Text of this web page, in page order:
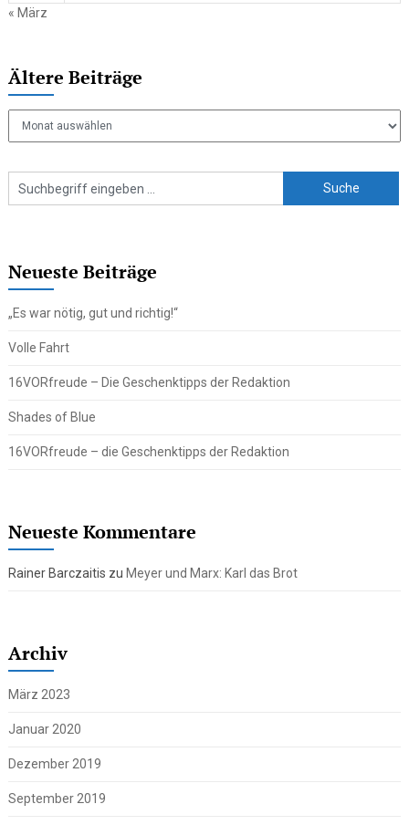
« März
Ältere Beiträge
Neueste Beiträge
„Es war nötig, gut und richtig!“
Volle Fahrt
16VORfreude – Die Geschenktipps der Redaktion
Shades of Blue
16VORfreude – die Geschenktipps der Redaktion
Neueste Kommentare
Rainer Barczaitis zu Meyer und Marx: Karl das Brot
Archiv
März 2023
Januar 2020
Dezember 2019
September 2019